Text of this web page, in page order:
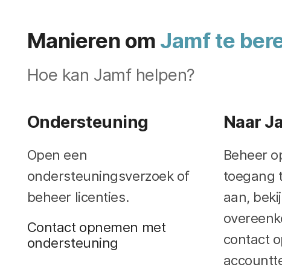
Manieren om Jamf te
Hoe kan Jamf helpen?
Ondersteuning
Open een
ondersteuningsverzoek of
beheer licenties.
Contact opnemen met
ondersteuning
Naar
Beheer
toegang
aan,
contact